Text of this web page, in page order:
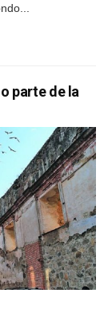
parte de la